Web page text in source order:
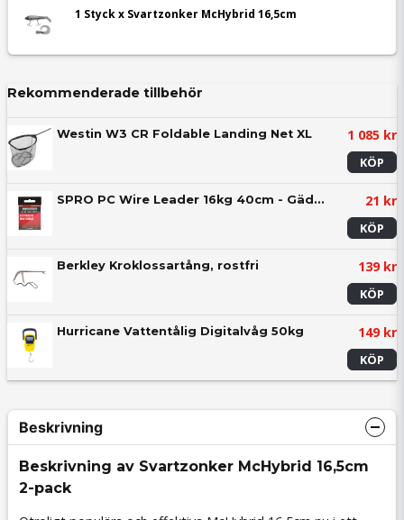
1 Styck x Svartzonker McHybrid 16,5cm
Rekommenderade tillbehör
Westin W3 CR Foldable Landing Net XL 1 085 kr
KÖP
SPRO PC Wire Leader 16kg 40cm - Gäddtafs (2-pack) 21 kr
KÖP
Berkley Kroklossartång, rostfri 139 kr
KÖP
Hurricane Vattentålig Digitalvåg 50kg 149 kr
KÖP
Beskrivning
Beskrivning av Svartzonker McHybrid 16,5cm
2-pack